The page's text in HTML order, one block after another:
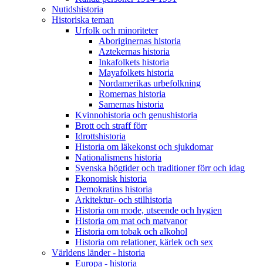
Nutidshistoria
Historiska teman
Urfolk och minoriteter
Aboriginernas historia
Aztekernas historia
Inkafolkets historia
Mayafolkets historia
Nordamerikas urbefolkning
Romernas historia
Samernas historia
Kvinnohistoria och genushistoria
Brott och straff förr
Idrottshistoria
Historia om läkekonst och sjukdomar
Nationalismens historia
Svenska högtider och traditioner förr och idag
Ekonomisk historia
Demokratins historia
Arkitektur- och stilhistoria
Historia om mode, utseende och hygien
Historia om mat och matvanor
Historia om tobak och alkohol
Historia om relationer, kärlek och sex
Världens länder - historia
Europa - historia